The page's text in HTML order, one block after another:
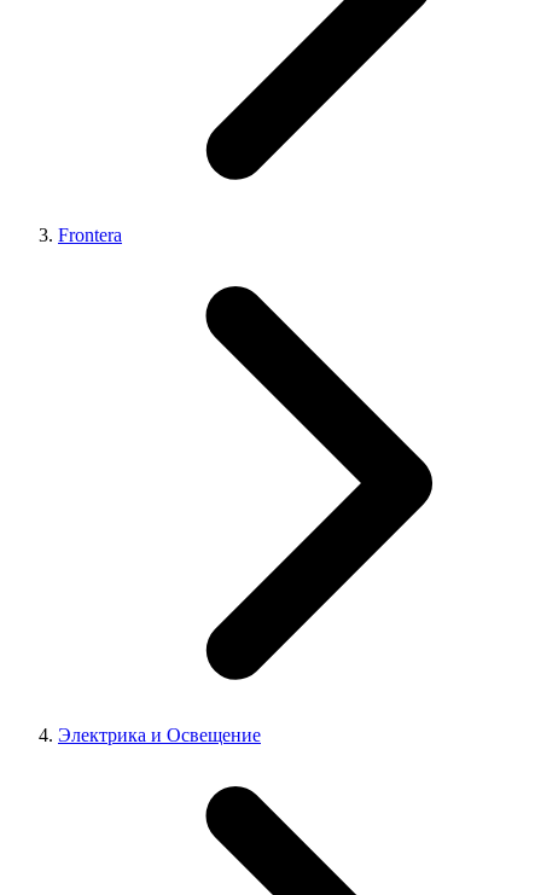
Frontera
Электрика и Освещение